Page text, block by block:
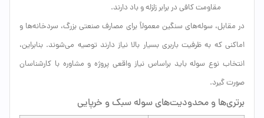
مقاومت کافی در برابر زلزله و باد دارند.
در مقابل، سوله‌های سنگین معمولاً برای مصارف صنعتی بزرگ، سردخانه‌ها و
اماکنی که به ظرفیت باربری بسیار بالا نیاز دارند توصیه می‌شوند. بنابراین،
انتخاب نوع سوله باید براساس نیاز واقعی پروژه و مشاوره با کارشناسان
صورت گیرد.
برتری‌ها و محدودیت‌های سوله سبک و خرپایی